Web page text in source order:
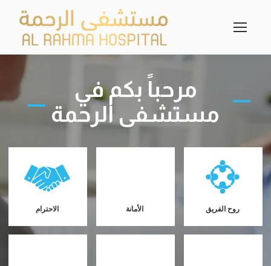
مرحباً بكم في
مستشفى الرحمة
الاحترام الأمانة روح الفريق